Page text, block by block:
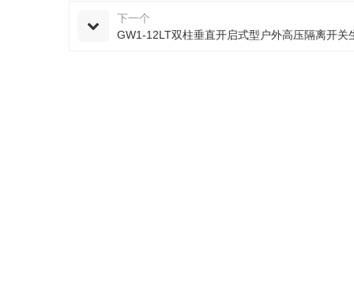
下一个
GW1-12LT双柱垂直开启式型户外高压隔离开关